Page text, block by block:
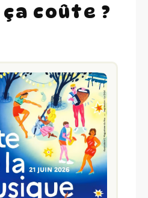
coûte ?